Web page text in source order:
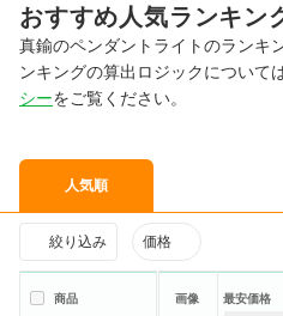
おすすめ人気ランキン
真鍮のペンダントライトのランキ
ンキングの算出ロジックについては
シーをご覧ください。
人気順
絞り込み 価格
商品 画像 最安価格